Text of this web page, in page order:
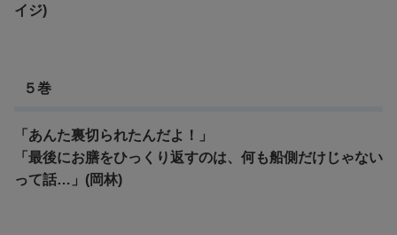
イジ)
５巻
「あんた裏切られたんだよ！」
「最後にお膳をひっくり返すのは、何も船側だけじゃない
って話…」(岡林)